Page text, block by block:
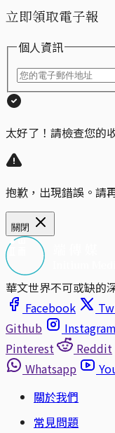
立即領取電子報
個人資訊
太好了！請檢查您的
抱歉，出現錯誤。請
關閉
華文世界不可或缺的
Facebook
Github
Instagram
Pinterest
Reddit
Whatsapp
關於我們
常見問題